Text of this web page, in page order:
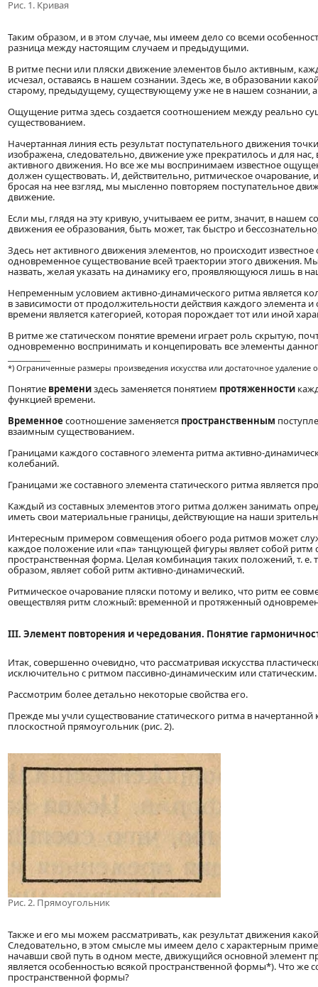
Рис. 1. Кривая
Таким образом, и в этом случае, мы имеем дело со всеми
разница между настоящим случаем и предыдущими.
В ритме песни или пляски движение элементов было активным,
исчезал, оставаясь в нашем сознании. Здесь же, в образовании
старому, предыдущему, существующему уже не в нашем сознании,
Ощущение ритма здесь создается соотношением между реально
существованием.
Начертанная линия есть результат поступательного движения
изображена, следовательно, движение уже прекратилось и для
активного движения. Но все же мы воспринимаем известное
должен существовать. И, действительно, ритмическое
бросая на нее взгляд, мы мысленно повторяем поступательное
движение.
Если мы, глядя на эту кривую, учитываем ее ритм, значит, в нашем
движения ее образования, быть может, так быстро и
Здесь нет активного движения элементов, но происходит
одновременное существование всей траектории этого движения.
назвать, желая указать на динамику его, проявляющуюся лишь в
Непременным условием активно-динамического ритма является
в зависимости от продолжительности действия каждого
времени является категорией, которая порождает тот или иной
В ритме же статическом понятие времени играет роль скрытую,
одновременно воспринимать и концепировать все элементы
*) Ограниченные размеры произведения искусства или достаточное удаление
Понятие времениздесь заменяется понятием протяженности
функцией времени.
Временное соотношение заменяется пространственным
взаимным существованием.
Границами каждого составного элемента ритма активно-
колебаний.
Границами же составного элемента статического ритма является
Каждый из составных элементов этого ритма должен занимать
иметь свои материальные границы, действующие на наши
Интересным примером совмещения обоего рода ритмов может
каждое положение или «па» танцующей фигуры являет собой ритм
пространственная форма. Целая комбинация таких положений, т. е.
образом, являет собой ритм активно-динамический.
Ритмическое очарование пляски потому и велико, что ритм ее
овеществляя ритм сложный: временной и протяженный
ІІІ. Элемент повторения и чередования. Понятие
Итак, совершенно очевидно, что рассматривая искусства
исключительно с ритмом пассивно-динамическим или статическим.
Рассмотрим более детально некоторые свойства его.
Прежде мы учли существование статического ритма в
плоскостной прямоугольник (рис. 2).
Рис. 2. Прямоугольник
Также и его мы можем рассматривать, как результат движения
Следовательно, в этом смысле мы имеем дело с характерным
начавши свой путь в одном месте, движущийся основной элемент
является особенностью всякой пространственной формы*). Что же
пространственной формы?